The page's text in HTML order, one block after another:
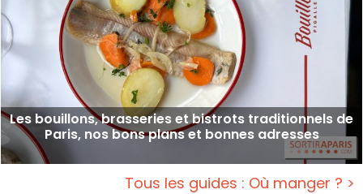
Les bouillons, brasseries et bistrots traditionnels de
Paris, nos bons plans et bonnes adresses
Tous les guides : Où manger ? >